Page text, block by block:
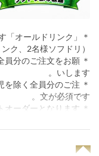
＊「オールドリンク」と「ソフドリ」の混在利用も可能です。
（例：10枚様中、8名様オールドリンク、2名様ソフドリ）
員分のご注文をお願
いします。
を除く全員分のご注
文が必須です。
＊ 飲み放題は終了時間30分前ラストオーダーとなります。
◥◤